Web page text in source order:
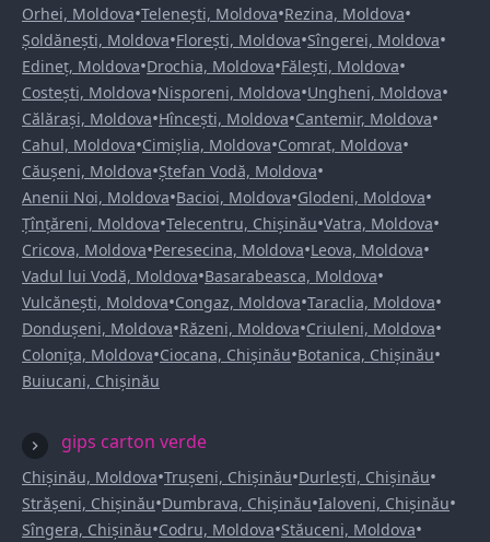
Orhei, Moldova•Telenești, Moldova•Rezina, Moldova•
Șoldănești, Moldova•Florești, Moldova•Sîngerei, Moldova•
Edineț, Moldova•Drochia, Moldova•Fălești, Moldova•
Costești, Moldova•Nisporeni, Moldova•Ungheni, Moldova•
Călărași, Moldova•Hîncești, Moldova•Cantemir, Moldova•
Cahul, Moldova•Cimișlia, Moldova•Comrat, Moldova•
Căușeni, Moldova•Ștefan Vodă, Moldova•
Anenii Noi, Moldova•Bacioi, Moldova•Glodeni, Moldova•
Țînțăreni, Moldova•Telecentru, Chișinău•Vatra, Moldova•
Cricova, Moldova•Peresecina, Moldova•Leova, Moldova•
Vadul lui Vodă, Moldova•Basarabeasca, Moldova•
Vulcănești, Moldova•Congaz, Moldova•Taraclia, Moldova•
Dondușeni, Moldova•Răzeni, Moldova•Criuleni, Moldova•
Colonița, Moldova•Ciocana, Chișinău•Botanica, Chișinău•
Buiucani, Chișinău
gips carton verde
Chișinău, Moldova•Trușeni, Chișinău•Durlești, Chișinău•
Strășeni, Chișinău•Dumbrava, Chișinău•Ialoveni, Chișinău•
Sîngera, Chișinău•Codru, Moldova•Stăuceni, Moldova•